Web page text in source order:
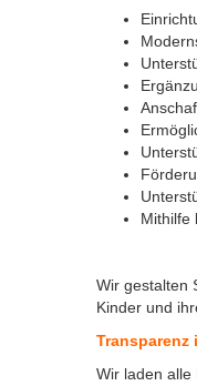
Mithilfe
Wir gestalten
Kinder und
Wir laden alle